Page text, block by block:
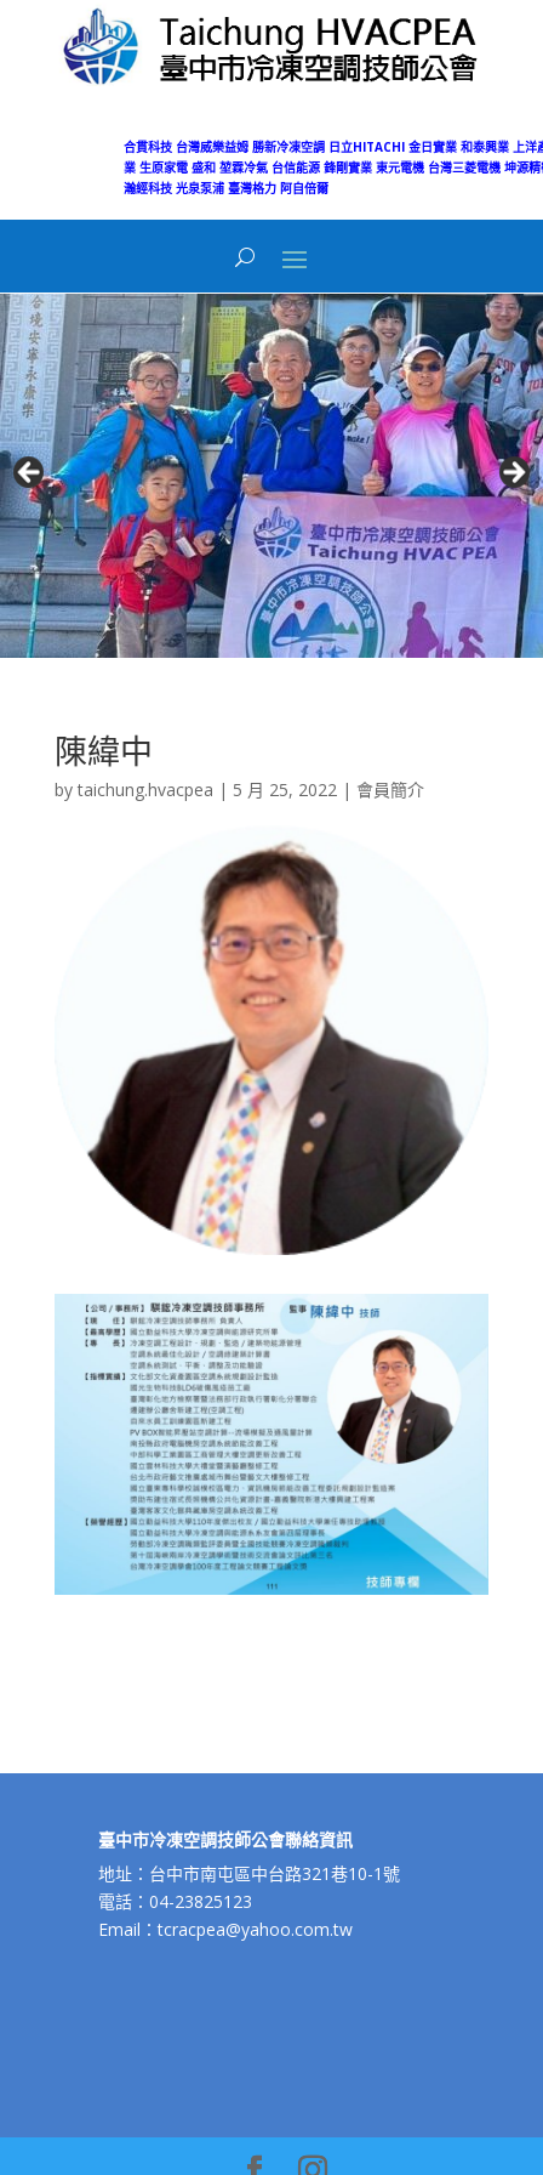
合貫科技 台灣威樂益姆 勝新冷凍空調 日立HITACHI 金日實業 和泰興業
上洋
業 生原家電 盛和 堃霖冷氣 台信能源 鋒剛實業 東元電機 台灣三菱電機 坤源精
瀚經科技 光泉泵浦 臺灣格力 阿自倍爾
Total Views:50,002
陳緯中
bytaichung.hvacpea | 5 月 25, 2022| 會員簡介
臺中市冷凍空調技師公會聯絡資訊
地址：台中市南屯區中台路321巷10-1號
電話：04-23825123
Email：tcracpea@yahoo.com.tw